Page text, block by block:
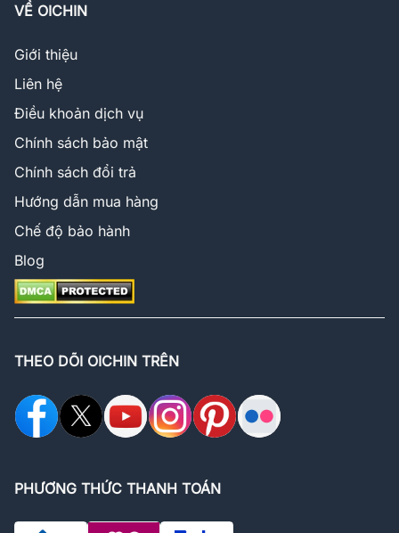
VỀ OICHIN
Giới thiệu
Liên hệ
Điều khoản dịch vụ
Chính sách bảo mật
Chính sách đổi trả
Hướng dẫn mua hàng
Chế độ bảo hành
Blog
THEO DÕI OICHIN TRÊN
PHƯƠNG THỨC THANH TOÁN